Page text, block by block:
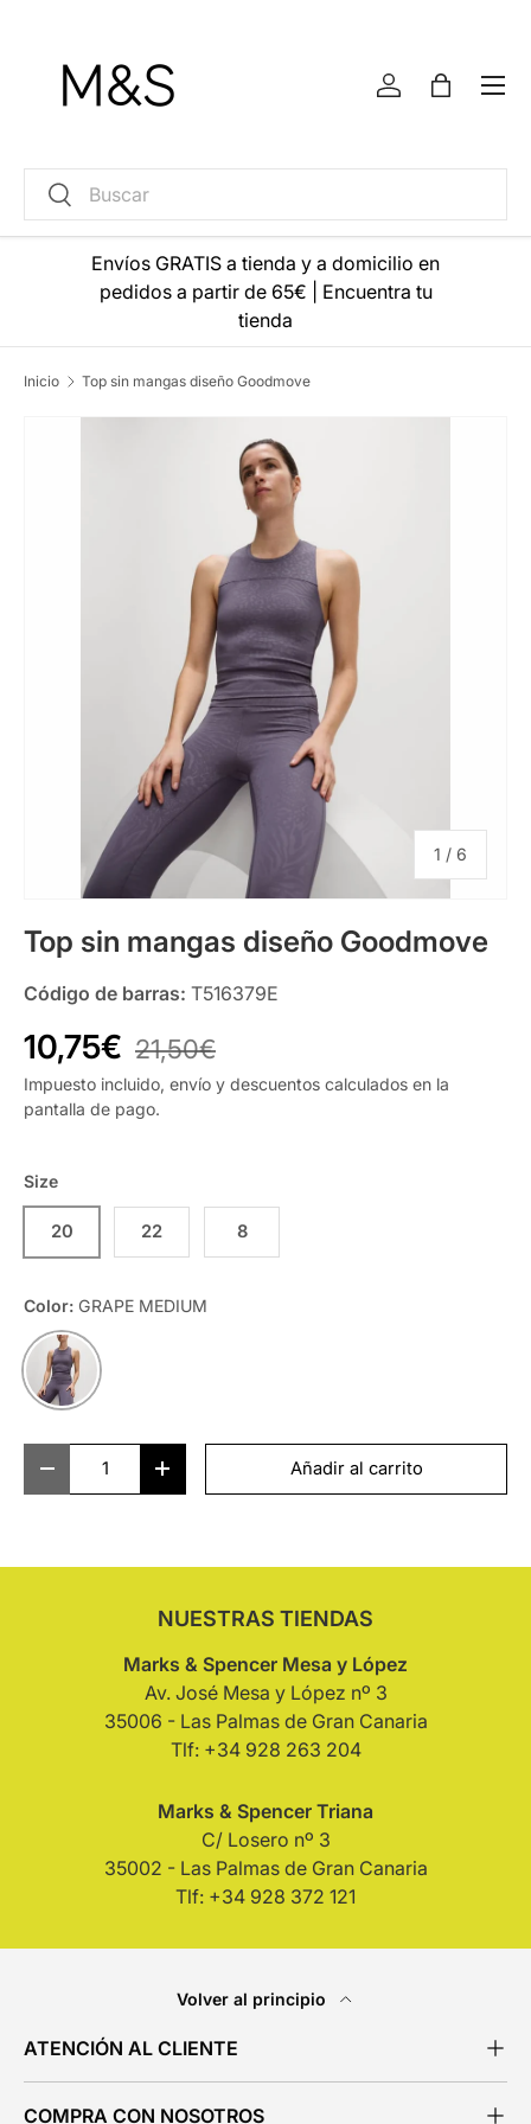
Buscar
Buscar
Iniciar sesión
Bolsa
Menú
Envíos GRATIS a tienda y a domicilio en
pedidos a partir de 65€
Encuentra tu
tienda
Inicio Top sin mangas diseño Goodmove
1 / de
6
Top sin mangas diseño Goodmove
Código de barras: T516379E
10,75€ 21,50€
Impuesto incluido, envío y descuentos calculados en la
pantalla de pago.
Size
20 22 8
Color: GRAPE MEDIUM
GRAPE MEDIUM
- + Añadir al carrito
NUESTRAS TIENDAS
Marks & Spencer Mesa y López
Av. José Mesa y López nº 3
35006 - Las Palmas de Gran Canaria
Tlf: +34 928 263 204
Marks & Spencer Triana
C/ Losero nº 3
35002 - Las Palmas de Gran Canaria
Tlf: +34 928 372 121
Volver al principio
ATENCIÓN AL CLIENTE
COMPRA CON NOSOTROS